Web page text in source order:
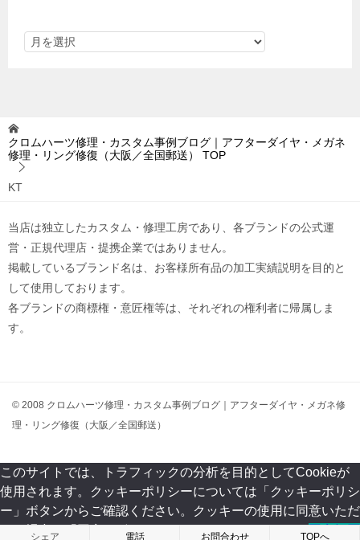
クロムハーツ修理・カスタム事例ブログ｜アフターダイヤ・メガネ
修理・リング修復（大阪／全国郵送）
TOP
KT
当店は独立したカスタム・修理工房であり、各ブランドの公式運
営・正規代理店・提携企業ではありません。
掲載しているブランド名は、お客様所有品の加工実績説明を目的と
して使用しております。
各ブランドの商標権・意匠権等は、それぞれの権利者に帰属しま
す。
© 2008 クロムハーツ修理・カスタム事例ブログ｜アフターダイヤ・メガネ修
理・リング修復（大阪／全国郵送）
シェア 電話 お問合わせ TOPへ
このサイトでは、トラフィックの分析を目的としてCookieが
使用されます。クッキーポリシーについては「クッキーポリシ
ー」ボタンからご確認ください。クッキーの使用に同意いただ
ける場合は「同意」ボタンをクリックしてください。同意